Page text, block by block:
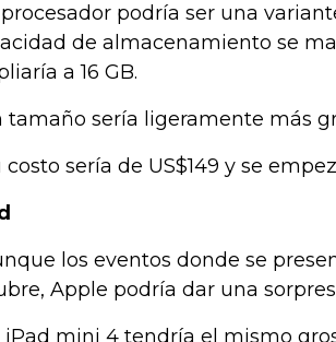
podría ser una
de almacenamiento se
a 16 GB.
tamaño sería ligeramente más
costo sería de US$149 y se
los eventos donde se
Apple podría dar una
iPad mini 4 tendría el mismo